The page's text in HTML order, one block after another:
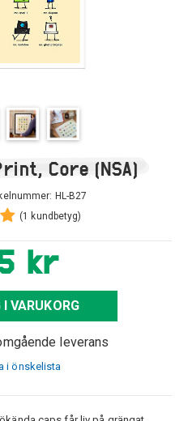
Core (NSA)
HL-B27
(1 kundbetyg)
kr
I VARUKORG
leverans
i önskelista